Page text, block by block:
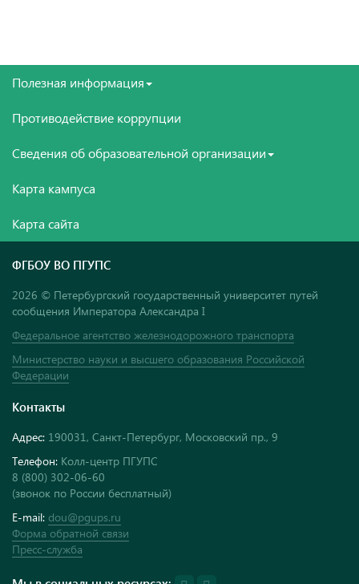
Полезная информация
Противодействие коррупции
Сведения об образовательной организации
Карта кампуса
Карта сайта
ФГБОУ ВО ПГУПС
2026 © Петербургский государственный университет путей
сообщения Императора Александра I
Федеральное агентство железнодорожного транспорта
Министерство науки и высшего образования Российской
Федерации
Контакты
Адрес: 190031, Санкт-Петербург, Московский пр., 9
Телефон: Колл-центр ПГУПС
8 (800) 302-06-60
(звонок по России бесплатный)
E-mail: dou@pgups.ru
Форма обратной связи
Пресс-служба